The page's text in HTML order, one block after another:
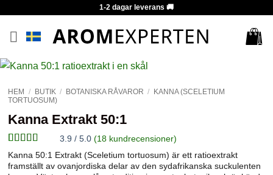
content
1-2 dagar leverans 🚚
HEM / BUTIK / BOTANISKA RÅVAROR / KANNA (SCELETIUM
TORTUOSUM)
Kanna Extrakt 50:1
Betygsatt
3.89
av 5
baserat
18
3.9 / 5.0(18 kundrecensioner)
Kanna 50:1 Extrakt (Sceletium tortuosum) är ett ratioextrakt
framställt av ovanjordiska delar av den sydafrikanska suckulenten